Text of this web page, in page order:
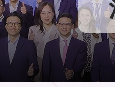
組織架構
董事局
研究顧問
招標通告
重點項目
資助計劃
稅務優惠
申請
評審
徵求研發項目計劃書
新聞中心
媒體報導
新聞稿
資訊中心
會員登入